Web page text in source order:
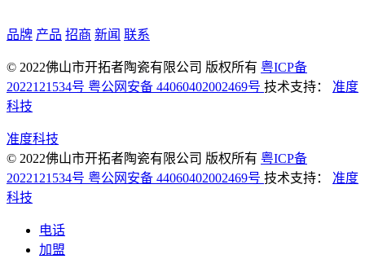
品牌 产品 招商 新闻 联系
© 2022佛山市开拓者陶瓷有限公司 版权所有 粤ICP备
2022121534号 粤公网安备 44060402002469号 技术支持： 准度
科技
准度科技
© 2022佛山市开拓者陶瓷有限公司 版权所有 粤ICP备
2022121534号 粤公网安备 44060402002469号 技术支持： 准度
科技
电话
加盟